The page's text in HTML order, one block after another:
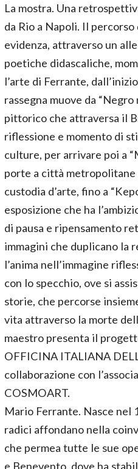
La mostra. Una
da Rio a Napoli. Il
evidenza, attraverso un
poetiche didascaliche,
l’arte di Ferrante,
rassegna muove da “Negro
pittorico che attraversa il
riflessione e momento di
culture, per arrivare poi a
porte a città
custodia d’arte, fino a
esposizione che ha
di pausa e ripensamento
immagini che duplicano la
l’anima nell’immagine
con lo specchio, ove si
storie, che percorse
vita attraverso la morte
maestro presenta il
OFFICINA ITALIANA
collaborazione con
COSMOART.
Mario Ferrante. Nasce nel
radici affondano nella
che permea tutte le sue
e Benevento, dove ha